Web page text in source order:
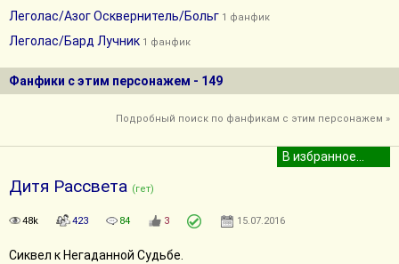
Леголас/Азог Осквернитель/Больг 1 фанфик
Леголас/Бард Лучник 1 фанфик
Фанфики с этим персонажем - 149
Подробный поиск по фанфикам с этим персонажем »
Дитя Рассвета (гет)
48k 423 84 3 15.07.2016
Сиквел к Негаданной Судьбе.